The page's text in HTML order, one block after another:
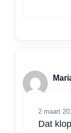
2 maart
Dat